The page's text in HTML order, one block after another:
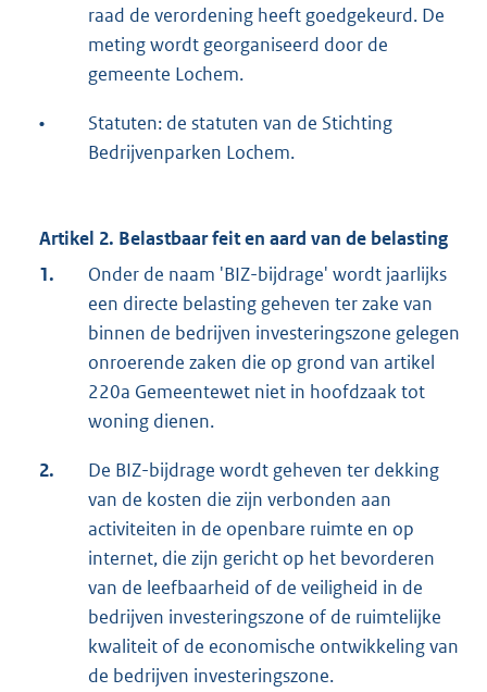
raad de verordening heeft goedgekeurd. De
meting wordt georganiseerd door de
gemeente Lochem.
•
Statuten: de statuten van de Stichting
Bedrijvenparken Lochem.
Artikel 2. Belastbaar feit en aard van de belasting
1.
Onder de naam 'BIZ-bijdrage' wordt jaarlijks
een directe belasting geheven ter zake van
binnen de bedrijven investeringszone gelegen
onroerende zaken die op grond van artikel
220a Gemeentewet niet in hoofdzaak tot
woning dienen.
2.
De BIZ-bijdrage wordt geheven ter dekking
van de kosten die zijn verbonden aan
activiteiten in de openbare ruimte en op
internet, die zijn gericht op het bevorderen
van de leefbaarheid of de veiligheid in de
bedrijven investeringszone of de ruimtelijke
kwaliteit of de economische ontwikkeling van
de bedrijven investeringszone.